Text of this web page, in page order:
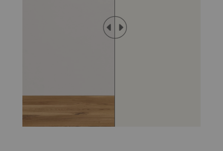
profissional e o custo-benefício ao investir seu
dinheiro em uma reforma, não há outra opção para
você além dos cimentos queimados decor colors.
passo 1:antes de pintar a parede com o cimento
queimado decor colors, certifique-se de que a parede
esteja lisa com massa corrida ou massa acrílica. se